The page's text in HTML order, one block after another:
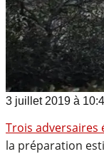
3 juillet 2019 à
Trois adversaires
la préparation